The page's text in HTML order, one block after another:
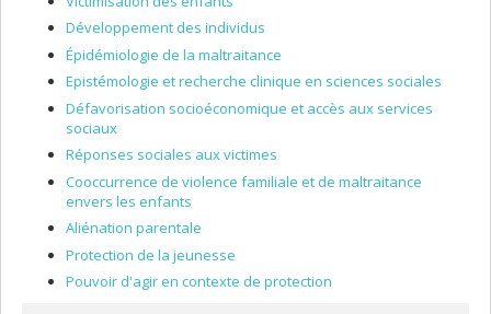
Développement des individus
Épidémiologie de la maltraitance
Epistémologie et recherche clinique en sciences sociales
Défavorisation socioéconomique et accès aux services
sociaux
Réponses sociales aux victimes
Cooccurrence de violence familiale et de maltraitance
envers les enfants
Aliénation parentale
Protection de la jeunesse
Pouvoir d'agir en contexte de protection